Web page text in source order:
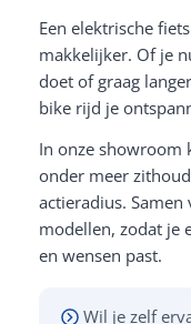
Een elektrische
makkelijker. Of je
doet of graag
bike rijd je
In onze showroom
onder meer
actieradius.
modellen, zodat je
en wensen past.
Wil je zelf